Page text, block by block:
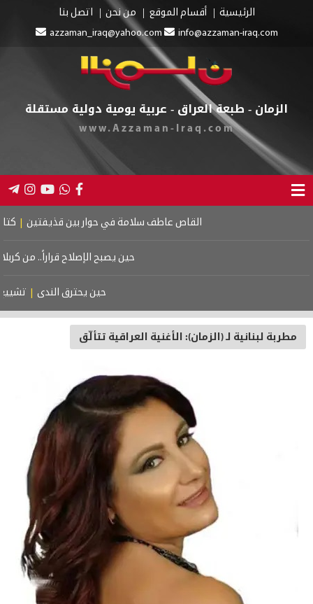
الرئيسية أقسام الموقع من نحن
اتصل بنا
azzaman_iraq@yahoo.com
info@azzaman-iraq.com
الزمان - طبعة العراق - عربية يومية دولية مستقلة
www.Azzaman-Iraq.com
القاص عاطف سلامة في حوار بين قذيفتين | كتاب
حين يصبح الإصلاح قراراً.. من كربلاء
حين يحترق الندى | تشييع
مطربة لبنانية لـ (الزمان): الأغنية العراقية تتألّق